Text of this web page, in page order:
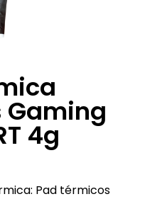
Gaming
4g
Pad térmicos